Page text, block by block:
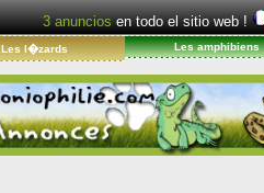
3 anunciosen todo el sitio web !
Les l�zards Les amphibiens